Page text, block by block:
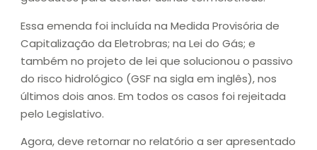
Essa emenda foi incluída na Medida Provisória de
Capitalização da Eletrobras; na Lei do Gás; e
também no projeto de lei que solucionou o passivo
do risco hidrológico (GSF na sigla em inglês), nos
últimos dois anos. Em todos os casos foi rejeitada
pelo Legislativo.
Agora, deve retornar no relatório a ser apresentado